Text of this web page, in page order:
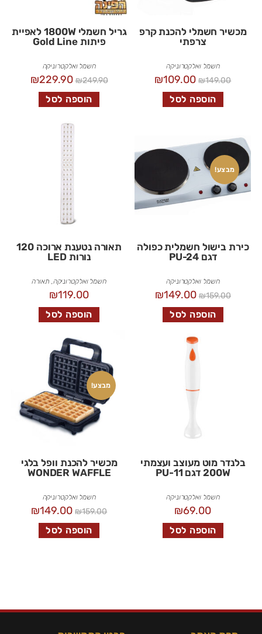
מכשיר חשמלי להכנת קרפ
צרפתי
חשמל ואלקטרוניקה
₪149.00
₪109.00
הוספה לסל
גריל חשמלי 1800W לאפיית
פיתות Gold Line
חשמל ואלקטרוניקה
₪249.90
₪229.90
הוספה לסל
מבצע!
כירת בישול חשמלית כפולה
דגם PU-24
חשמל ואלקטרוניקה
₪159.00
₪149.00
הוספה לסל
תאורה נטענת ארוכה 120
נורות LED
חשמל ואלקטרוניקה, תאורה
₪119.00
הוספה לסל
בלנדר מוט מעוצב ועצמתי
200W דגם PU-11
חשמל ואלקטרוניקה
₪69.00
הוספה לסל
מבצע!
מכשיר להכנת וופל בלגי
WONDER WAFFLE
חשמל ואלקטרוניקה
₪159.00
₪149.00
הוספה לסל